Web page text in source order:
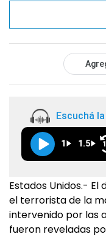
Escuchá
1 1.5
Estados Unidos.-
el terrorista de la
intervenido por las
fueron reveladas